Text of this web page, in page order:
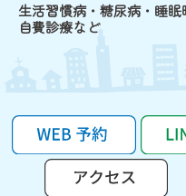
生活習慣病・糖尿病・睡
自費診療など
©TACHIKAWA